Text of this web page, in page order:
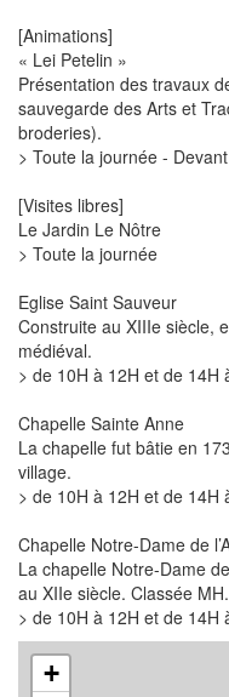
[Animations]
« Lei Petelin »
Présentation des travaux
sauvegarde des Arts et
broderies).
> Toute la journée -
[Visites libres]
Le Jardin Le Nôtre
> Toute la journée
Eglise Saint Sauveur
Construite au XIIIe siècle,
médiéval.
> de 10H à 12H et de 14H
Chapelle Sainte Anne
La chapelle fut bâtie en
village.
> de 10H à 12H et de 14H
Chapelle Notre-Dame de
La chapelle Notre-Dame
au XIIe siècle. Classée MH.
> de 10H à 12H et de 14H
+